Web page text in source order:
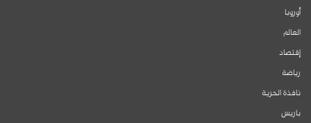
أوروبا
العالم
إقتصاد
رياضة
نافذة الحرية
باريس